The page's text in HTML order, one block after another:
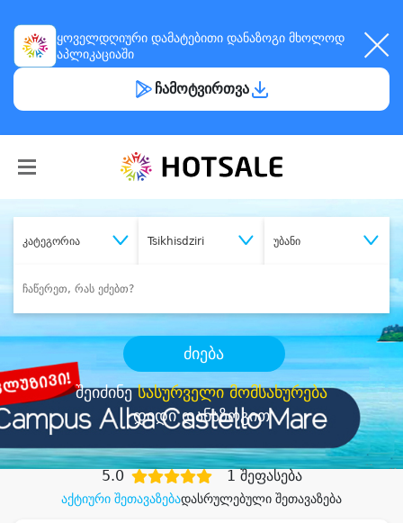
ყოველდღიური დამატებითი დანაზოგი მხოლოდ
აპლიკაციაში
ჩამოტვირთვა
კატეგორია Tsikhisdziri უბანი
ძიება
შეიძინესასურველი მომსახურება
დიდი დანაზოგით
აქტიური შეთავაზებადასრულებული შეთავაზება
5.0 1 შეფასება